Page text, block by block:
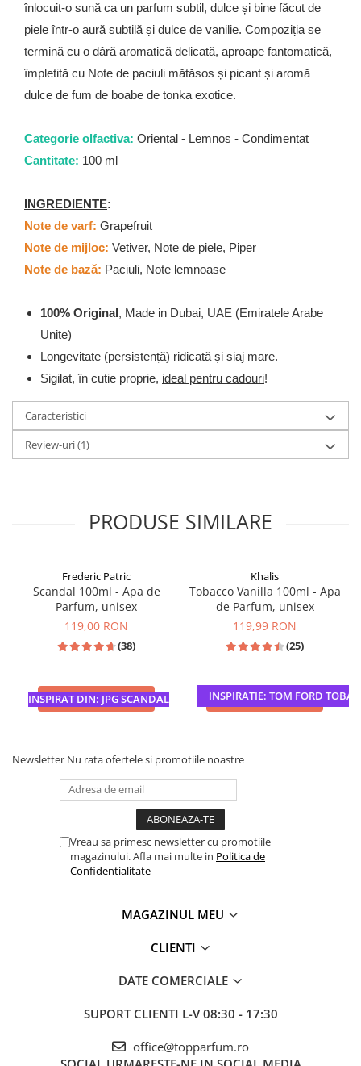
înlocuit-o sună ca un parfum subtil, dulce și bine făcut de
piele într-o aură subtilă și dulce de vanilie. Compoziția se
termină cu o dâră aromatică delicată, aproape fantomatică,
împletită cu Note de paciuli mătăsos și picant și aromă
dulce de fum de boabe de tonka exotice.
Categorie olfactiva: Oriental - Lemnos - Condimentat
Cantitate: 100 ml
INGREDIENTE:
Note de varf: Grapefruit
Note de mijloc: Vetiver, Note de piele, Piper
Note de bază: Paciuli, Note lemnoase
100% Original, Made in Dubai, UAE (Emiratele Arabe
Unite)
Longevitate (persistență) ridicată și siaj mare.
Sigilat, în cutie proprie, ideal pentru cadouri!
Caracteristici
Review-uri(1)
PRODUSE SIMILARE
INSPIRAT DIN: JPG SCANDAL
Frederic Patric
Scandal 100ml - Apa de
Parfum, unisex
119,00 RON
(38)
ADAUGA IN COS INSPIRATIE: TOM FORD
Khalis
Tobacco Vanilla 100ml - Apa
de Parfum, unisex
119,99 RON
(25)
ADAUGA IN COS
Newsletter Nu rata ofertele si promotiile noastre
Vreau sa primesc newsletter cu promotiile
magazinului. Afla mai multe in Politica de
Confidentialitate
MAGAZINUL MEU
CLIENTI
DATE COMERCIALE
SUPORT CLIENTI L-V 08:30 - 17:30
office@topparfum.ro